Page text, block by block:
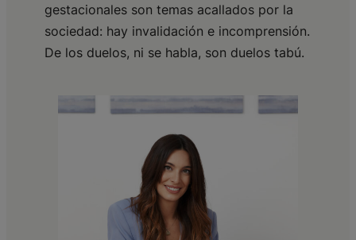
gestacionales son temas acallados por la
sociedad: hay invalidación e incomprensión.
De los duelos, ni se habla, son duelos tabú.